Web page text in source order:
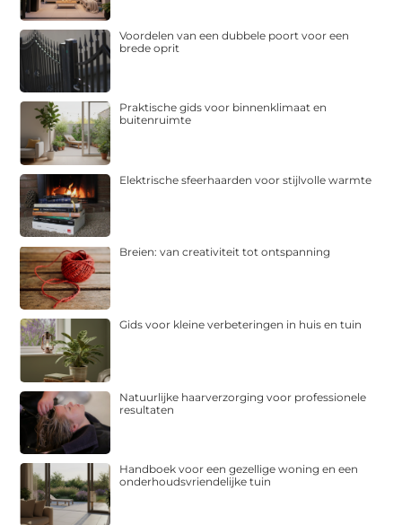
Voordelen van een dubbele poort voor een
brede oprit
Praktische gids voor binnenklimaat en
buitenruimte
Elektrische sfeerhaarden voor stijlvolle warmte
Breien: van creativiteit tot ontspanning
Gids voor kleine verbeteringen in huis en tuin
Natuurlijke haarverzorging voor professionele
resultaten
Handboek voor een gezellige woning en een
onderhoudsvriendelijke tuin